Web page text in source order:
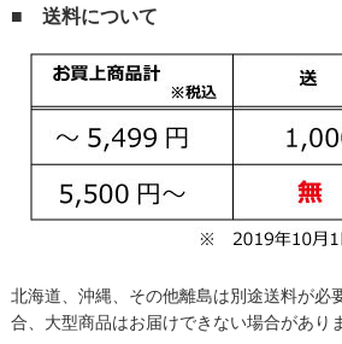
■ 送料について
北海道、沖縄、その他離島は別途送料が必
合、大型商品はお届けできない場合があり